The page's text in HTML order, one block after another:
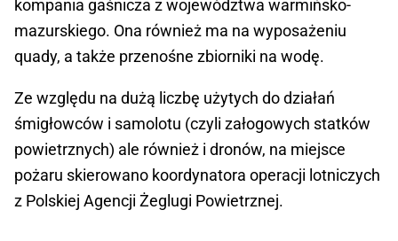
kompania gaśnicza z województwa warmińsko-
mazurskiego. Ona również ma na wyposażeniu
quady, a także przenośne zbiorniki na wodę.
Ze względu na dużą liczbę użytych do działań
śmigłowców i samolotu (czyli załogowych statków
powietrznych) ale również i dronów, na miejsce
pożaru skierowano koordynatora operacji lotniczych
z Polskiej Agencji Żeglugi Powietrznej.